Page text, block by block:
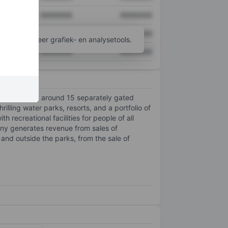
XXXXXXX XXXXXXX
tot meer grafiek- en analysetools.
parks, around 15 separately gated
water parks, resorts, and a portfolio of
recreational facilities for people of all
generates revenue from sales of
outside the parks, from the sale of